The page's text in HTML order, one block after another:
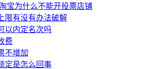
宝为什么不能开投票店铺
限有没有办法破解
以内定名次吗
费
不增加
定是怎么回事